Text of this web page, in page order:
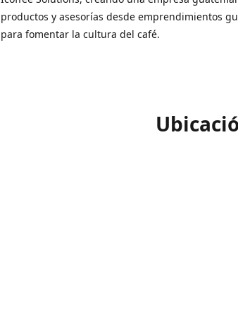
productos y asesorías desde emprendimientos
para fomentar la cultura del café.